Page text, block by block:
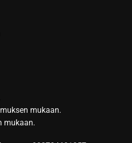
mukaan.
mukaan.